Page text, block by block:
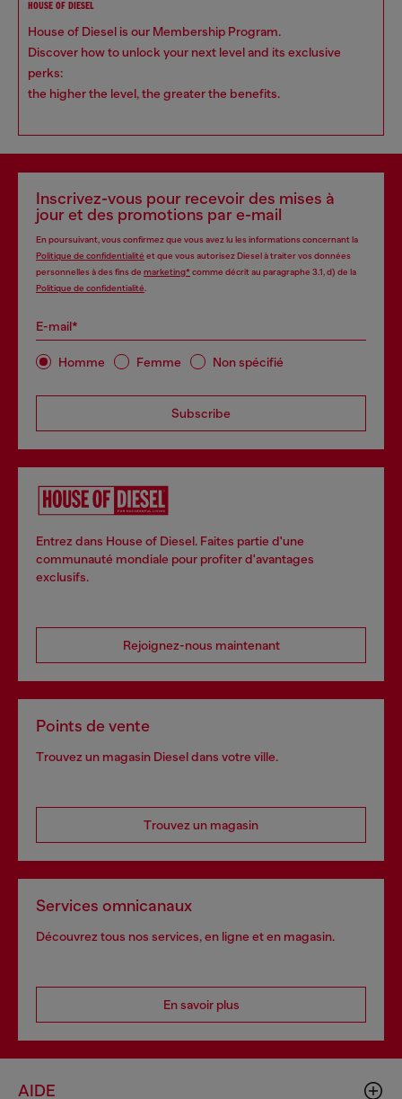
HOUSE OF DIESEL
House of Diesel is our Membership Program.
Discover how to unlock your next level and its exclusive
perks:
the higher the level, the greater the benefits.
Inscrivez-vous pour recevoir des mises à
jour et des promotions par e-mail
En poursuivant, vous confirmez que vous avez lu les informations concernant la
Politique de confidentialité et que vous autorisez Diesel à traiter vos données
personnelles à des fins de marketing*comme décrit au paragraphe 3.1, d) de la
Politique de confidentialité
E-mail*
Homme Femme Non spécifié
Subscribe
Entrez dans House of Diesel. Faites partie d'une
communauté mondiale pour profiter d'avantages
exclusifs.
Rejoignez-nous maintenant
Points de vente
Trouvez un magasin Diesel dans votre ville.
Trouvez un magasin
Services omnicanaux
Découvrez tous nos services, en ligne et en magasin.
En savoir plus
AIDE